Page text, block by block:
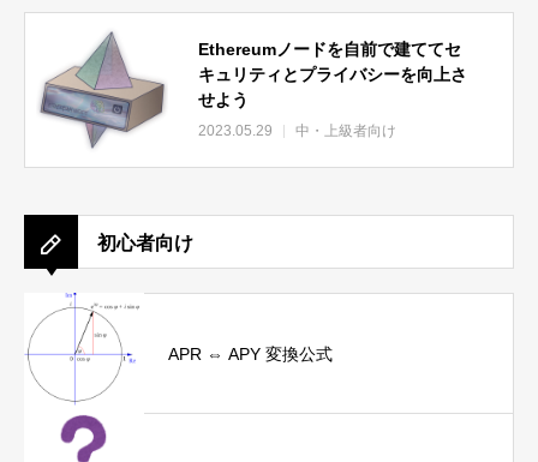
Ethereumノードを自前で建ててセ
キュリティとプライバシーを向上さ
せよう
2023.05.29 中・上級者向け
初心者向け
APR ⇔ APY 変換公式